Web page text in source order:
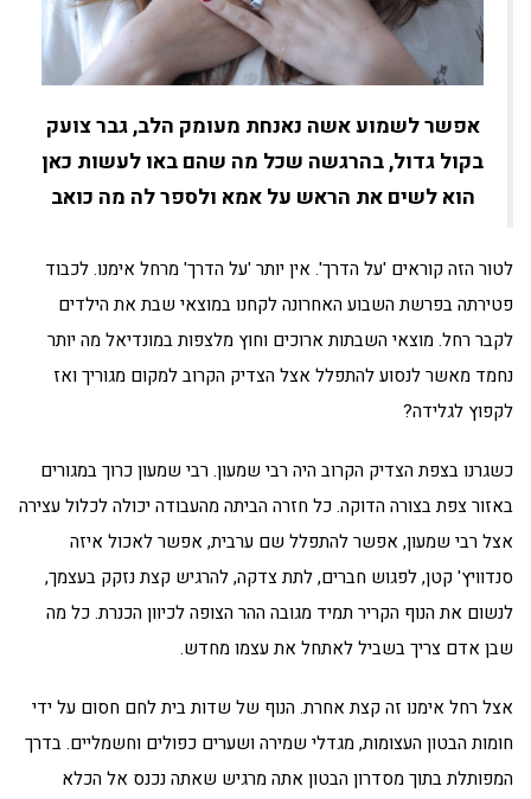
אפשר לשמוע אשה נאנחת מעומק הלב, גבר צועק
בקול גדול, בהרגשה שכל מה שהם באו לעשות כאן
הוא לשים את הראש על אמא ולספר לה מה כואב
לטור הזה קוראים 'על הדרך'. אין יותר 'על הדרך' מרחל אימנו. לכבוד
פטירתה בפרשת השבוע האחרונה לקחנו במוצאי שבת את הילדים
לקבר רחל. מוצאי השבתות ארוכים וחוץ מלצפות במונדיאל מה יותר
נחמד מאשר לנסוע להתפלל אצל הצדיק הקרוב למקום מגוריך ואז
לקפוץ לגלידה?
כשגרנו בצפת הצדיק הקרוב היה רבי שמעון. רבי שמעון כרוך במגורים
באזור צפת בצורה הדוקה. כל חזרה הביתה מהעבודה יכולה לכלול עצירה
אצל רבי שמעון, אפשר להתפלל שם ערבית, אפשר לאכול איזה
סנדוויץ' קטן, לפגוש חברים, לתת צדקה, להרגיש קצת נזקק בעצמך,
לנשום את הנוף הקריר תמיד מגובה ההר הצופה לכיוון הכנרת. כל מה
שבן אדם צריך בשביל לאתחל את עצמו מחדש.
אצל רחל אימנו זה קצת אחרת. הנוף של שדות בית לחם חסום על ידי
חומות הבטון העצומות, מגדלי שמירה ושערים כפולים וחשמליים. בדרך
המפותלת בתוך מסדרון הבטון אתה מרגיש שאתה נכנס אל הכלא